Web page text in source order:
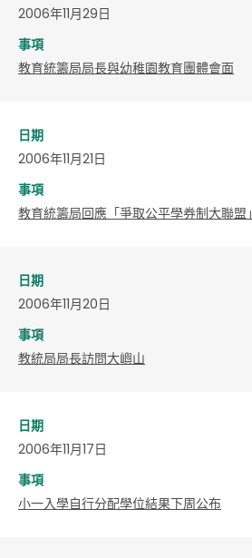
2006年11月29日
事項
教育統籌局局長與幼稚園教育團體會面
日期
2006年11月21日
事項
教育統籌局回應「爭取公平學券制大聯盟」
日期
2006年11月20日
事項
教統局局長訪問大嶼山
日期
2006年11月17日
事項
小一入學自行分配學位結果下周公布